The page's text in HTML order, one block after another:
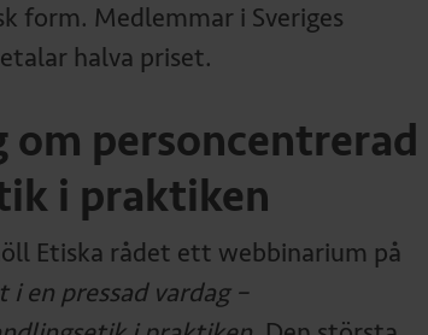
form. Medlemmar i Sveriges
halva priset.
om personcentrerad
i praktiken
Etiska rådet ett webbinarium på
en pressad vardag –